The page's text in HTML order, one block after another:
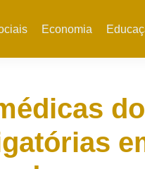
Economia